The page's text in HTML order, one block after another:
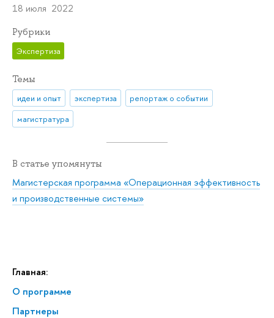
Главная:
О программе
Партнеры
18 июля 2022
Рубрики
Экспертиза
Темы
идеи и опыт экспертиза
репортаж о событии
магистратура
В статье упомянуты
Магистерская программа «Операционная эффективность
и производственные системы»